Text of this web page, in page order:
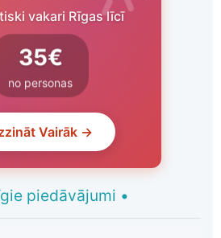
vakari Rīgas līcī
35€
no personas
Vairāk →
piedāvājumi •